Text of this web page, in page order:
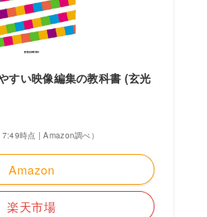
すい映像編集の教科書 (玄光
時点 | Amazon調べ）
Amazon
楽天市場